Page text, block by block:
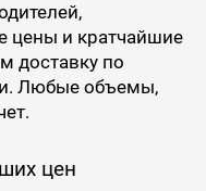
цены и кратчайшие
доставку по
Любые объемы,
цен